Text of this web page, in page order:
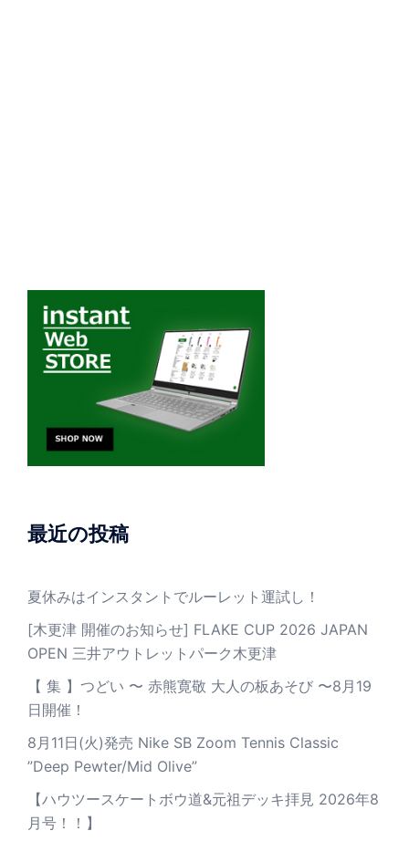
最近の投稿
夏休みはインスタントでルーレット運試し！
[木更津 開催のお知らせ] FLAKE CUP 2026 JAPAN
OPEN 三井アウトレットパーク木更津
【 集 】つどい 〜 赤熊寛敬 大人の板あそび 〜8月19
日開催！
8月11日(火)発売 Nike SB Zoom Tennis Classic
”Deep Pewter/Mid Olive”
【ハウツースケートボウ道&元祖デッキ拝見 2026年8
月号！！】